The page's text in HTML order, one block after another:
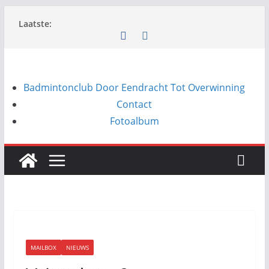
naar
Laatste:
Badmintonclub Door Eendracht Tot Overwinning
Contact
Fotoalbum
MAILBOX NIEUWS